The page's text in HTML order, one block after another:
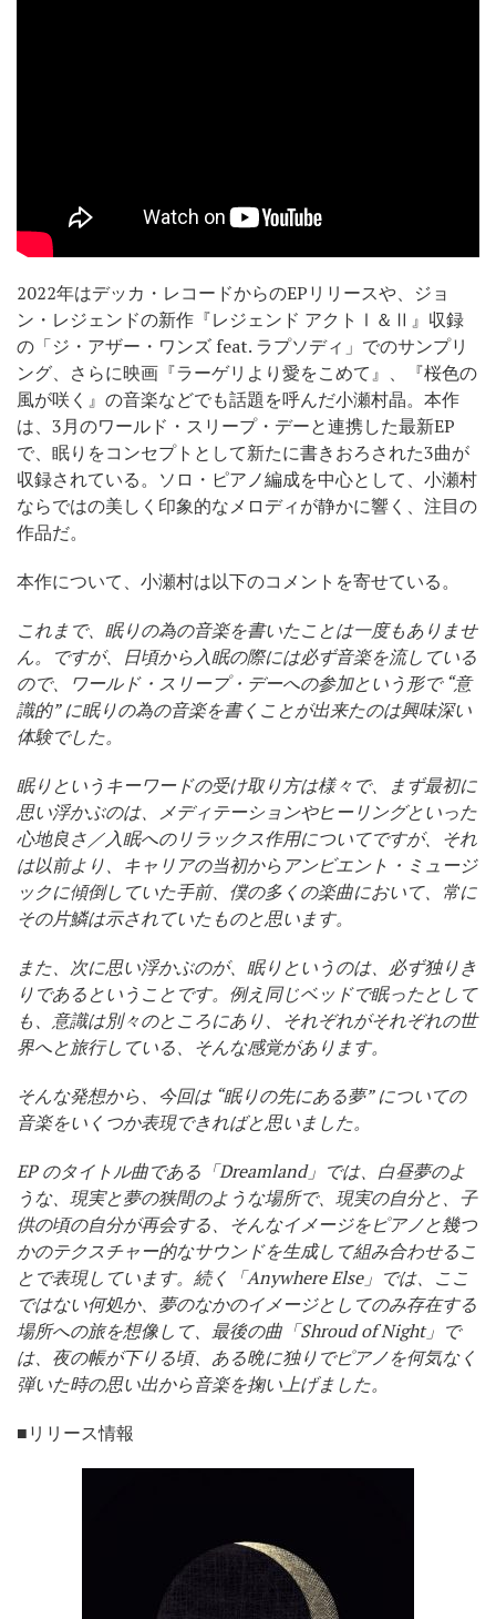
2022年はデッカ・レコードからのEPリリースや、ジョ
ン・レジェンドの新作『レジェンド アクトⅠ＆Ⅱ』収録
の「ジ・アザー・ワンズ feat. ラプソディ」でのサンプリ
ング、さらに映画『ラーゲリより愛をこめて』、『桜色の
風が咲く』の音楽などでも話題を呼んだ小瀬村晶。本作
は、3月のワールド・スリープ・デーと連携した最新EP
で、眠りをコンセプトとして新たに書きおろされた3曲が
収録されている。ソロ・ピアノ編成を中心として、小瀬村
ならではの美しく印象的なメロディが静かに響く、注目の
作品だ。
本作について、小瀬村は以下のコメントを寄せている。
これまで、眠りの為の音楽を書いたことは一度もありませ
ん。ですが、日頃から入眠の際には必ず音楽を流している
ので、ワールド・スリープ・デーへの参加という形で “意
識的” に眠りの為の音楽を書くことが出来たのは興味深い
体験でした。
眠りというキーワードの受け取り方は様々で、まず最初に
思い浮かぶのは、メディテーションやヒーリングといった
心地良さ／入眠へのリラックス作用についてですが、それ
は以前より、キャリアの当初からアンビエント・ミュージ
ックに傾倒していた手前、僕の多くの楽曲において、常に
その片鱗は示されていたものと思います。
また、次に思い浮かぶのが、眠りというのは、必ず独りき
りであるということです。例え同じベッドで眠ったとして
も、意識は別々のところにあり、それぞれがそれぞれの世
界へと旅行している、そんな感覚があります。
そんな発想から、今回は “眠りの先にある夢” についての
音楽をいくつか表現できればと思いました。
EPのタイトル曲である「Dreamland」では、白昼夢のよ
うな、現実と夢の狭間のような場所で、現実の自分と、子
供の頃の自分が再会する、そんなイメージをピアノと幾つ
かのテクスチャー的なサウンドを生成して組み合わせるこ
とで表現しています。続く「Anywhere Else」では、ここ
ではない何処か、夢のなかのイメージとしてのみ存在する
場所への旅を想像して、最後の曲「Shroud of Night」で
は、夜の帳が下りる頃、ある晩に独りでピアノを何気なく
弾いた時の思い出から音楽を掬い上げました。
■リリース情報